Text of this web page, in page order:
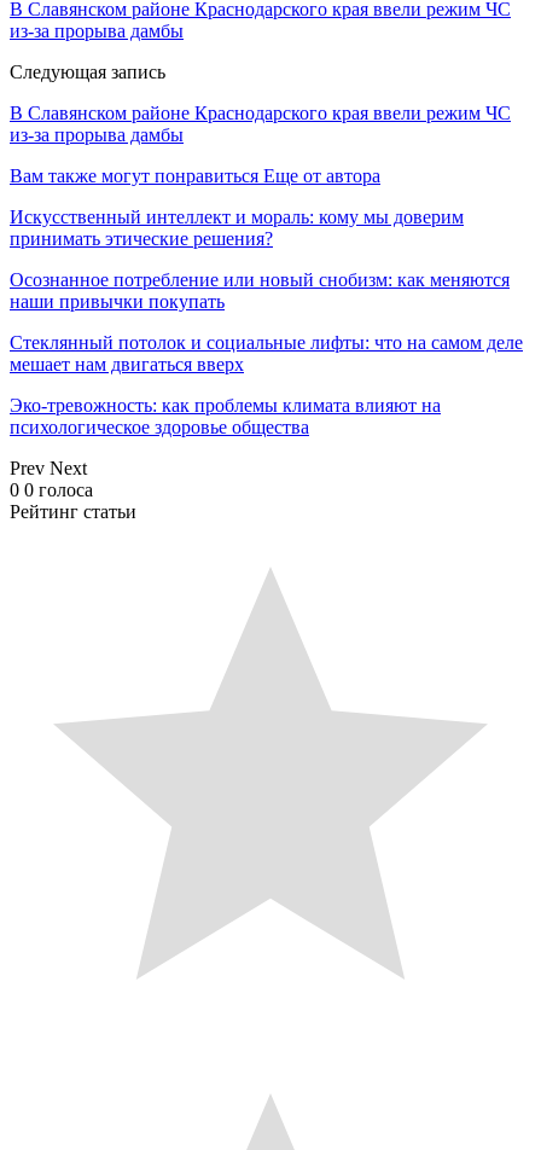
В Cлавянском районе Краснодарского края ввели режим ЧС
из-за прорыва дамбы
Следующая запись
В Cлавянском районе Краснодарского края ввели режим ЧС
из-за прорыва дамбы
Вам также могут понравиться Еще от автора
Искусственный интеллект и мораль: кому мы доверим
принимать этические решения?
Осознанное потребление или новый снобизм: как меняются
наши привычки покупать
Стеклянный потолок и социальные лифты: что на самом деле
мешает нам двигаться вверх
Эко-тревожность: как проблемы климата влияют на
психологическое здоровье общества
Prev Next
0 0 голоса
Рейтинг статьи